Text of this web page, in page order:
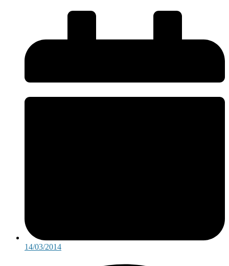
14/03/2014